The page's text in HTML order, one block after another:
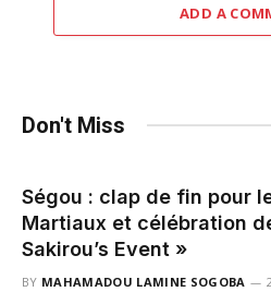
ADD A
Don't Miss
Ségou : clap de fin pour
Martiaux et célébration
Sakirou’s Event »
BY MAHAMADOU LAMINE SOGOBA